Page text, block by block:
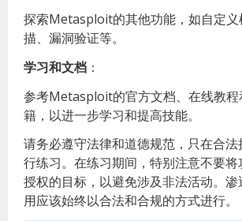
探索Metasploit的其他功能，如自定义
描、漏洞验证等。
学习和文档 ：
参考Metasploit的官方文档、在线教程
籍，以进一步学习和提高技能。
请务必遵守法律和道德规范，只在合
行练习。在练习期间，特别注意不要
授权的目标，以避免涉及非法活动。
用应该始终以合法和合规的方式进行。